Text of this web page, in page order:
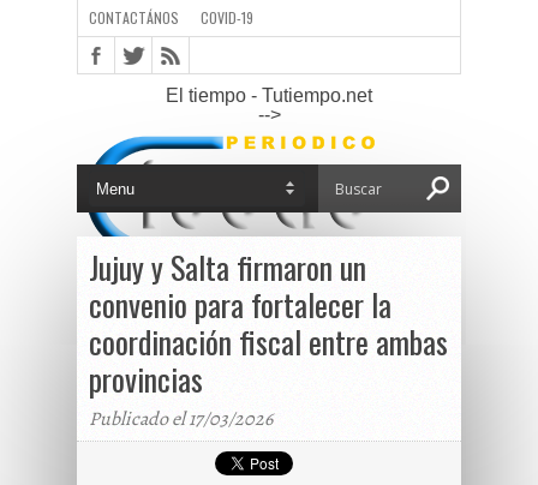
CONTACTÁNOS COVID-19
El tiempo - Tutiempo.net
-->
Jujuy y Salta firmaron un
convenio para fortalecer la
coordinación fiscal entre ambas
provincias
Publicado el 17/03/2026